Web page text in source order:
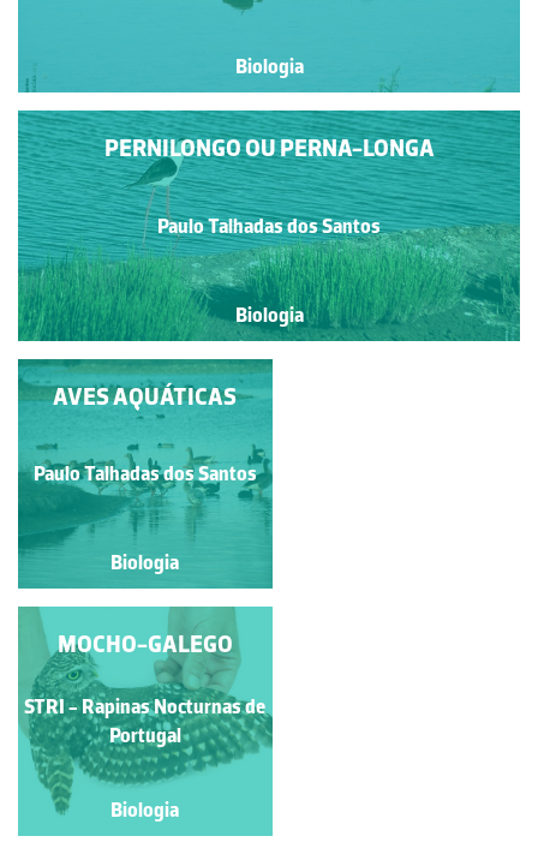
Biologia
PERNILONGO OU PERNA-LONGA
Paulo Talhadas dos Santos
Biologia
CRUZA-BICO
Paulo Talhadas dos Santos
Biologia
AVES AQUÁTICAS
Paulo Talhadas dos Santos
Biologia
CORUJA-DAS-
TORRES
STRI - Rapinas Nocturnas
de Portugal
Biologia
MOCHO-GALEGO
STRI - Rapinas Nocturnas de
Portugal
Biologia